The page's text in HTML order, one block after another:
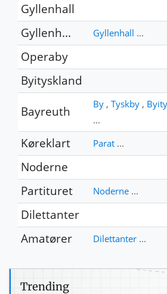
Gyllenhall
Gyllenh...
Gyllenhall ...
Operaby
Byityskland
Bayreuth By , Tyskby ,
...
Køreklart Parat ...
Noderne
Partituret
Noderne ...
Dilettanter
Amatører
Dilettanter ...
Trending